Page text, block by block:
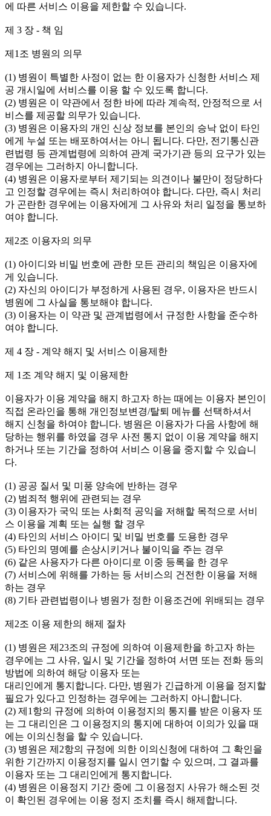
에 따른 서비스 이용을 제한할 수 있습니다.
제 3 장 - 책 임
제1조 병원의 의무
(1) 병원이 특별한 사정이 없는 한 이용자가 신청한 서비스 제
공 개시일에 서비스를 이용 할 수 있도록 합니다.
(2) 병원은 이 약관에서 정한 바에 따라 계속적, 안정적으로 서
비스를 제공할 의무가 있습니다.
(3) 병원은 이용자의 개인 신상 정보를 본인의 승낙 없이 타인
에게 누설 또는 배포하여서는 아니 됩니다. 다만, 전기통신관
련법령 등 관계법령에 의하여 관계 국가기관 등의 요구가 있는
경우에는 그러하지 아니합니다.
(4) 병원은 이용자로부터 제기되는 의견이나 불만이 정당하다
고 인정할 경우에는 즉시 처리하여야 합니다. 다만, 즉시 처리
가 곤란한 경우에는 이용자에게 그 사유와 처리 일정을 통보하
여야 합니다.
제2조 이용자의 의무
(1) 아이디와 비밀 번호에 관한 모든 관리의 책임은 이용자에
게 있습니다.
(2) 자신의 아이디가 부정하게 사용된 경우, 이용자은 반드시
병원에 그 사실을 통보해야 합니다.
(3) 이용자는 이 약관 및 관계법령에서 규정한 사항을 준수하
여야 합니다.
제 4 장 - 계약 해지 및 서비스 이용제한
제 1조 계약 해지 및 이용제한
이용자가 이용 계약을 해지 하고자 하는 때에는 이용자 본인이
직접 온라인을 통해 개인정보변경/탈퇴 메뉴를 선택하셔서
해지 신청을 하여야 합니다. 병원은 이용자가 다음 사항에 해
당하는 행위를 하였을 경우 사전 통지 없이 이용 계약을 해지
하거나 또는 기간을 정하여 서비스 이용을 중지할 수 있습니
다.
(1) 공공 질서 및 미풍 양속에 반하는 경우
(2) 범죄적 행위에 관련되는 경우
(3) 이용자가 국익 또는 사회적 공익을 저해할 목적으로 서비
스 이용을 계획 또는 실행 할 경우
(4) 타인의 서비스 아이디 및 비밀 번호를 도용한 경우
(5) 타인의 명예를 손상시키거나 불이익을 주는 경우
(6) 같은 사용자가 다른 아이디로 이중 등록을 한 경우
(7) 서비스에 위해를 가하는 등 서비스의 건전한 이용을 저해
하는 경우
(8) 기타 관련법령이나 병원가 정한 이용조건에 위배되는 경우
제2조 이용 제한의 해제 절차
(1) 병원은 제23조의 규정에 의하여 이용제한을 하고자 하는
경우에는 그 사유, 일시 및 기간을 정하여 서면 또는 전화 등의
방법에 의하여 해당 이용자 또는
대리인에게 통지합니다. 다만, 병원가 긴급하게 이용을 정지할
필요가 있다고 인정하는 경우에는 그러하지 아니합니다.
(2) 제1항의 규정에 의하여 이용정지의 통지를 받은 이용자 또
는 그 대리인은 그 이용정지의 통지에 대하여 이의가 있을 때
에는 이의신청을 할 수 있습니다.
(3) 병원은 제2항의 규정에 의한 이의신청에 대하여 그 확인을
위한 기간까지 이용정지를 일시 연기할 수 있으며, 그 결과를
이용자 또는 그 대리인에게 통지합니다.
(4) 병원은 이용정지 기간 중에 그 이용정지 사유가 해소된 것
이 확인된 경우에는 이용 정지 조치를 즉시 해제합니다.